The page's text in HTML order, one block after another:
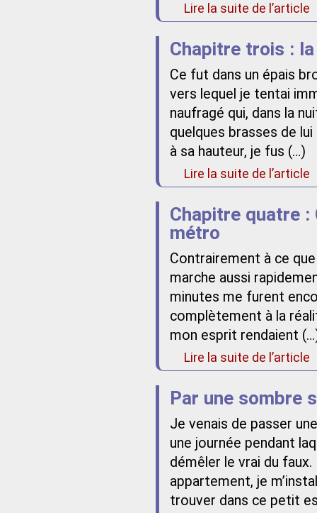
Lire la suite de l’article
Chapitre trois :
Ce fut dans un épais
vers lequel je tentai
naufragé qui, dans la
quelques brasses de
à sa hauteur, je fus (…)
Lire la suite de l’article
Chapitre quatre :
métro
Contrairement à ce
marche aussi
minutes me furent
complètement à la
mon esprit rendaient
Lire la suite de l’article
Par une sombre
Je venais de passer
une journée pendant
démêler le vrai du faux.
appartement, je
trouver dans ce petit